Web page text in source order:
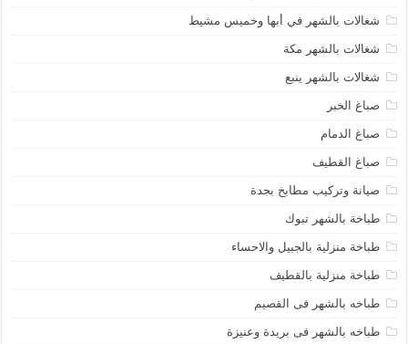
شغالات بالشهر في أبها وخميس مشيط
شغالات بالشهر مكة
شغالات بالشهر ينبع
صباغ الخبر
صباغ الدمام
صباغ القطيف
صيانة وتركيب مطابخ بجدة
طباخة بالشهر تبوك
طباخة منزلية بالجبيل والاحساء
طباخة منزلية بالقطيف
طباخه بالشهر فى القصيم
طباخه بالشهر فى بريدة وعنيزة